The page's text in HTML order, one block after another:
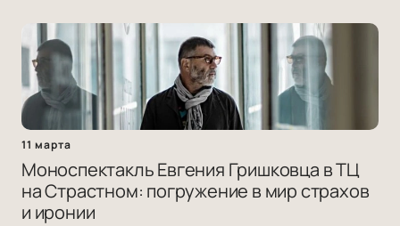
11 марта
Моноспектакль Евгения Гришковца в ТЦ
на Страстном: погружение в мир страхов
и иронии